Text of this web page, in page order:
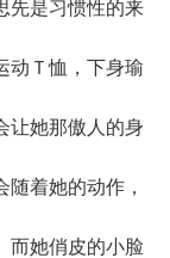
先是习惯性的来
动Ｔ恤，下身瑜
让她那傲人的身
着她的动作，
而她俏皮的小脸